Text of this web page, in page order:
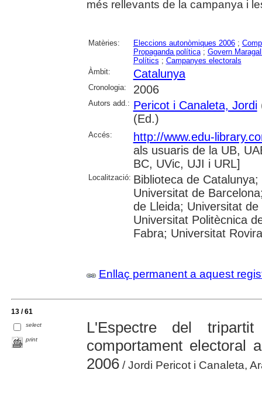
més rellevants de la campanya i
Matèries: Eleccions autonòmiques 2006;
Propaganda política; Govern
Polítics ; Campanyes electorals
Àmbit:
Catalunya
Cronologia: 2006
Autors add.: Pericot i Canaleta, Jordi
(Ed.)
Accés:
http://www.edu-
als usuaris de la UB,
BC, UVic, UJI i URL]
Localització: Biblioteca de
Universitat de
de Lleida; Universitat
Universitat Politècnica
Fabra; Universitat
Enllaç permanent a aquest
13 / 61
select
print
L'Espectre del
comportament electoral
2006/ Jordi Pericot i Canaleta,